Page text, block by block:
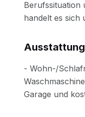
Ausstattung